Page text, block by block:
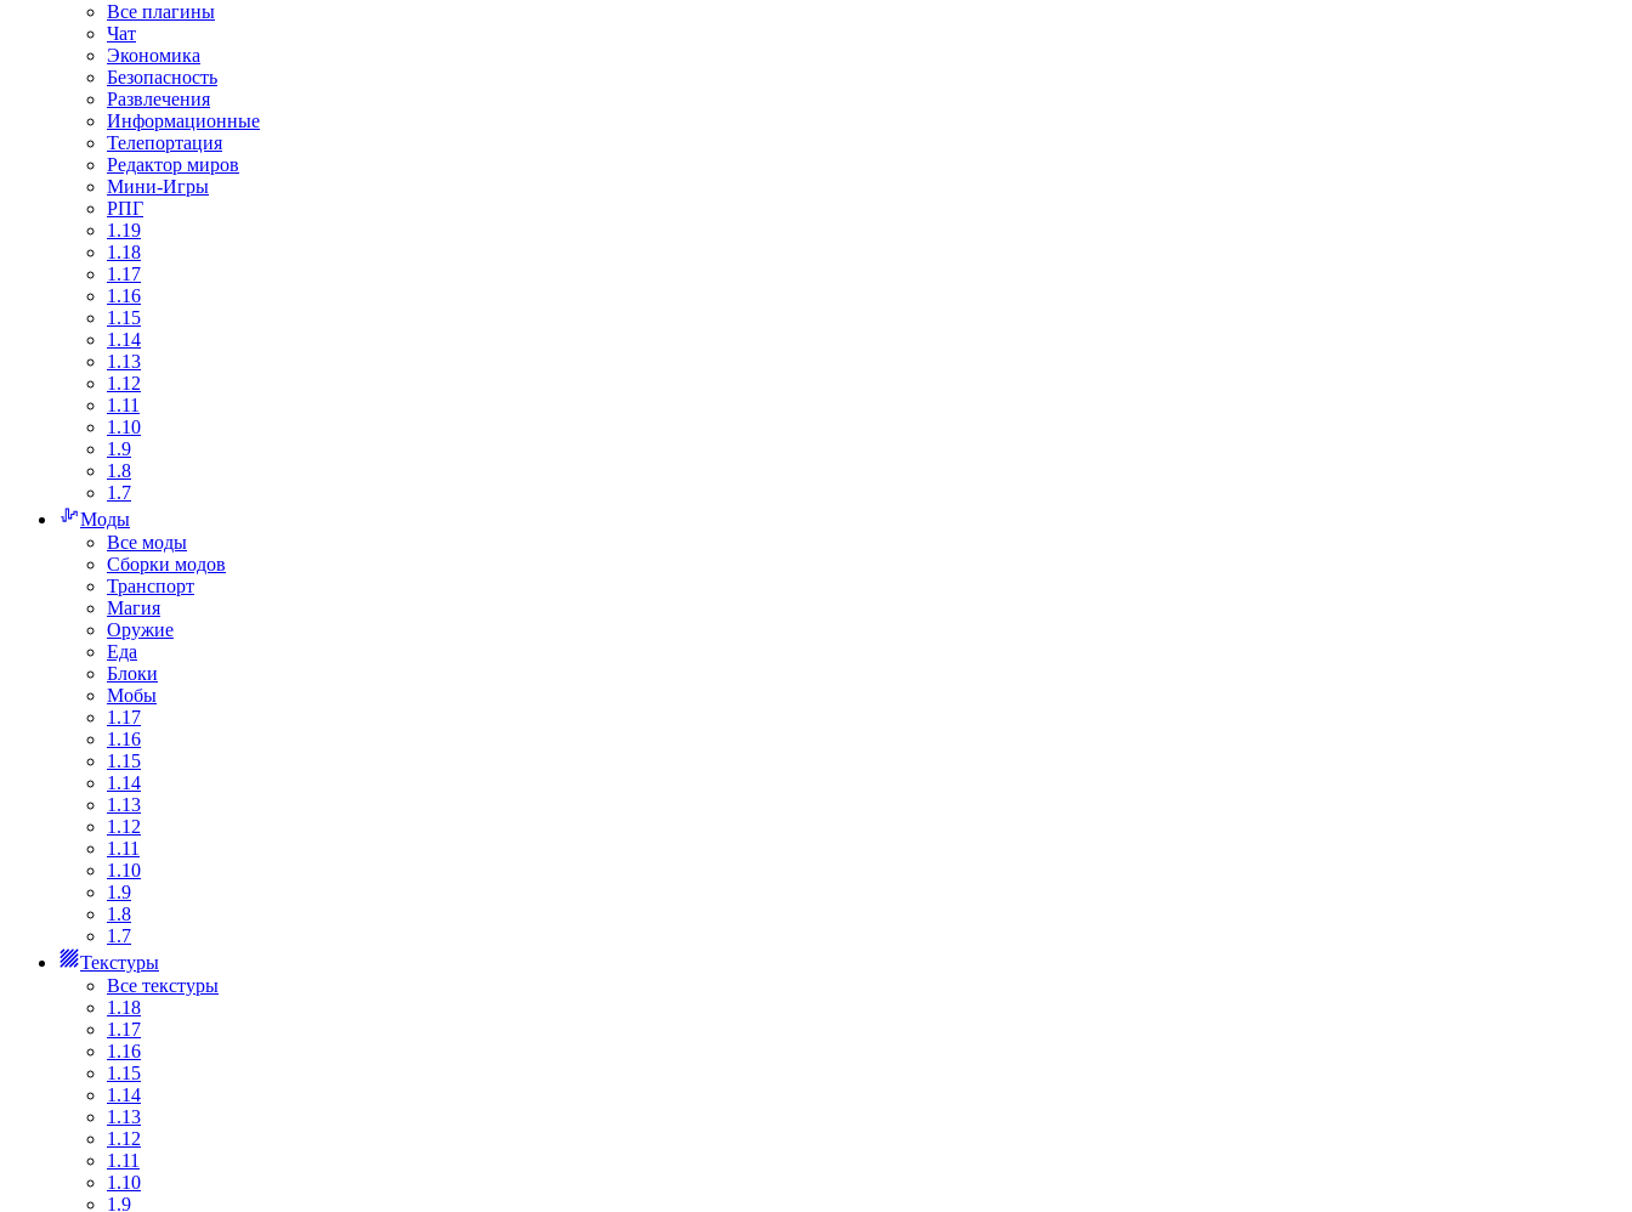
Все плагины
Чат
Экономика
Безопасность
Развлечения
Информационные
Телепортация
Редактор миров
Мини-Игры
РПГ
1.19
1.18
1.17
1.16
1.15
1.14
1.13
1.12
1.11
1.10
1.9
1.8
1.7
Моды
Все моды
Сборки модов
Транспорт
Магия
Оружие
Еда
Блоки
Мобы
1.17
1.16
1.15
1.14
1.13
1.12
1.11
1.10
1.9
1.8
1.7
Текстуры
Все текстуры
1.18
1.17
1.16
1.15
1.14
1.13
1.12
1.11
1.10
1.9